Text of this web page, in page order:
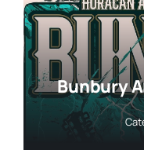
Bunbury